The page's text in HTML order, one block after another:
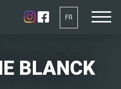
FR
BLANCK